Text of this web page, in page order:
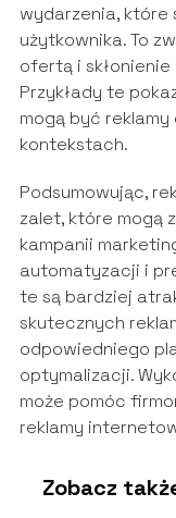
wydarzenia, które
użytkownika. To
ofertą i
Przykłady te
mogą być
kontekstach.
Podsumowując,
zalet, które mogą
kampanii
automatyzacji i
te są bardziej
skutecznych
odpowiedniego
optymalizacji.
może pomóc
reklamy
Zobacz